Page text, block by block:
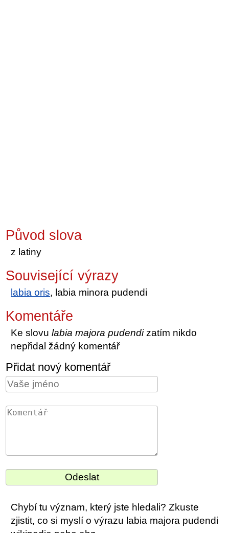
Původ slova
z latiny
Související výrazy
labia oris, labia minora pudendi
Komentáře
Ke slovulabia majora pudendizatím nikdo
nepřidal žádný komentář
Přidat nový komentář
Chybí tu význam, který jste hledali? Zkuste
zjistit, co si myslí o výrazu labia majora pudendi